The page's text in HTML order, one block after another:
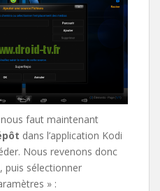
nous faut maintenant
dans l’application Kodi
Nous revenons donc
puis sélectionner
» :